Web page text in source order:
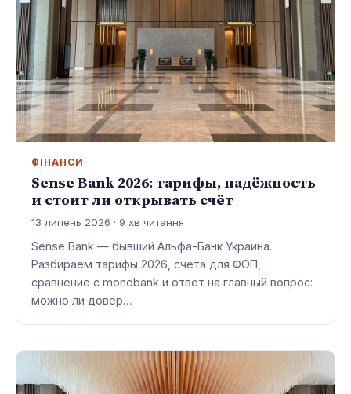
ФІНАНСИ
Sense Bank 2026: тарифы, надёжность
и стоит ли открывать счёт
13 липень 2026 · 9 хв читання
Sense Bank — бывший Альфа-Банк Украина.
Разбираем тарифы 2026, счета для ФОП,
сравнение с monobank и ответ на главный вопрос:
можно ли довер…